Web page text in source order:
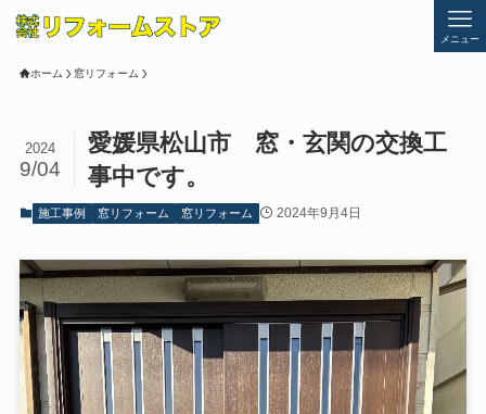
メニュー
ホーム 窓リフォーム
愛媛県松山市 窓・玄関の交換工
事中です。
2024
9/04
施工事例 窓リフォーム 窓リフォーム 2024年9月4日